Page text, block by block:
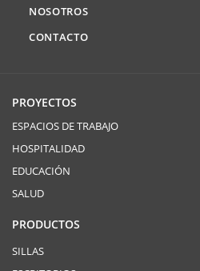
NOSOTROS
CONTACTO
PROYECTOS
ESPACIOS DE TRABAJO
HOSPITALIDAD
EDUCACIÓN
SALUD
PRODUCTOS
SILLAS